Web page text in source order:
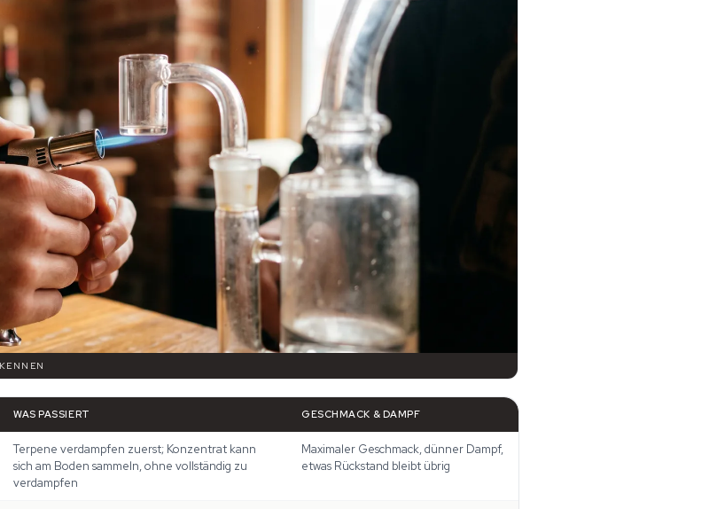
WAS PASSIERT GESCHMACK & DAMPF
Terpene verdampfen zuerst; Konzentrat kann
sich am Boden sammeln, ohne vollständig zu
verdampfen
Maximaler Geschmack, dünner Dampf,
etwas Rückstand bleibt übrig